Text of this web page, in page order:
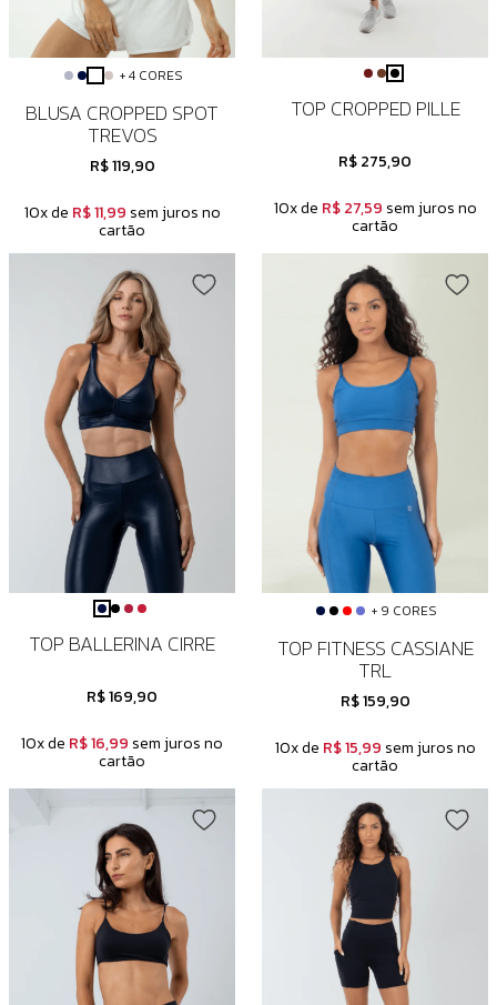
+ 4 CORES
BLUSA CROPPED SPOT
TREVOS
R$ 119,90
10x de R$ 11,99 sem juros no
cartão
TOP CROPPED PILLE
R$ 275,90
10x de R$ 27,59 sem juros no
cartão
TOP BALLERINA CIRRE
R$ 169,90
10x de R$ 16,99 sem juros no
cartão
+ 9 CORES
TOP FITNESS CASSIANE
TRL
R$ 159,90
10x de R$ 15,99 sem juros no
cartão